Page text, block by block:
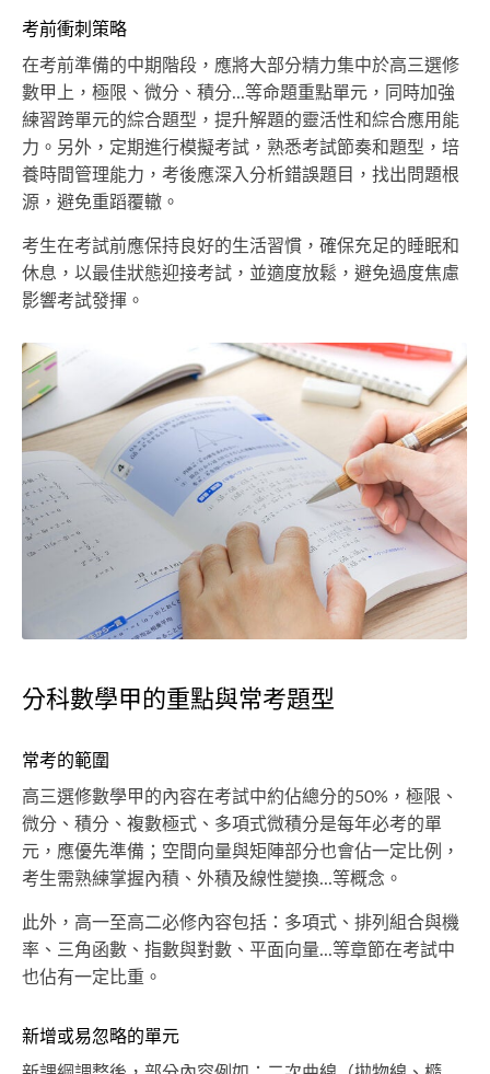
考前衝刺策略
在考前準備的中期階段，應將大部分精力集中於高三選修
數甲上，極限、微分、積分...等命題重點單元，同時加強
練習跨單元的綜合題型，提升解題的靈活性和綜合應用能
力。另外，定期進行模擬考試，熟悉考試節奏和題型，培
養時間管理能力，考後應深入分析錯誤題目，找出問題根
源，避免重蹈覆轍。
考生在考試前應保持良好的生活習慣，確保充足的睡眠和
休息，以最佳狀態迎接考試，並適度放鬆，避免過度焦慮
影響考試發揮。
分科數學甲的重點與常考題型
常考的範圍
高三選修數學甲的內容在考試中約佔總分的50%，極限、
微分、積分、複數極式、多項式微積分是每年必考的單
元，應優先準備；空間向量與矩陣部分也會佔一定比例，
考生需熟練掌握內積、外積及線性變換...等概念。
此外，高一至高二必修內容包括：多項式、排列組合與機
率、三角函數、指數與對數、平面向量...等章節在考試中
也佔有一定比重。
新增或易忽略的單元